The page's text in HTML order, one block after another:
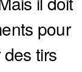
pour
tirs